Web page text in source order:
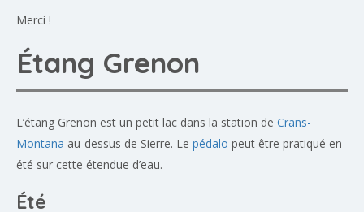
Merci !
Étang Grenon
L’étang Grenon est un petit lac dans la station de Crans-
Montana au-dessus de Sierre. Le pédalo peut être pratiqué en
été sur cette étendue d’eau.
Été